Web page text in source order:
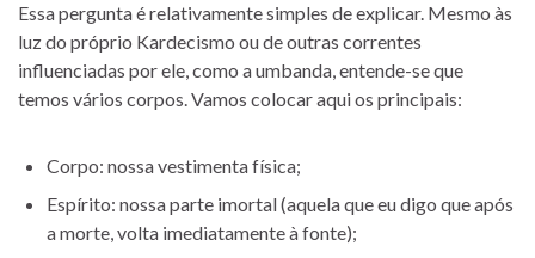
Essa pergunta é relativamente simples de explicar. Mesmo às
luz do próprio Kardecismo ou de outras correntes
influenciadas por ele, como a umbanda, entende-se que
temos vários corpos. Vamos colocar aqui os principais:
Corpo: nossa vestimenta física;
Espírito: nossa parte imortal (aquela que eu digo que após
a morte, volta imediatamente à fonte);